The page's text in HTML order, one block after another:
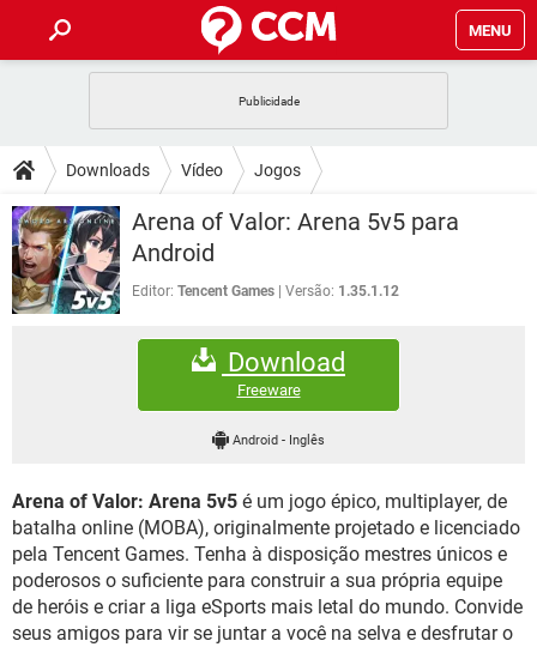
MENU
CELULAR FACEBOOK
OUTLOOK EXCEL
INSTAGRAM
GUIA DE COMPRAS
DICAS
JOGOS WHATSAPP
CELULAR
OUTLOOK
DOWNLOADS
JOGOS
CELULAR FACEBOOK
EXCEL
GMAIL
FÓRUM
FACEBOOK
EXCEL
GMAIL
WHATSAPP
INSTAGRAM GMAIL
GUIA DE COMPRAS
Downloads Vídeo Jogos
Arena of Valor: Arena 5v5 para
Android
Editor: Tencent Games Versão: 1.35.1.12
Download
Freeware
Android- Inglês
Arena of Valor: Arena 5v5 é um jogo épico, multiplayer, de
batalha online (MOBA), originalmente projetado e licenciado
pela Tencent Games. Tenha à disposição mestres únicos e
poderosos o suficiente para construir a sua própria equipe
de heróis e criar a liga eSports mais letal do mundo. Convide
seus amigos para vir se juntar a você na selva e desfrutar o